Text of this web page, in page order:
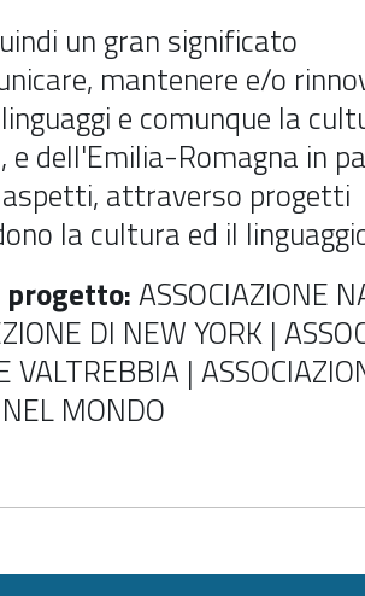
un gran significato
mantenere e/o
e comunque la
e dell'Emilia-Romagna in
attraverso progetti
la cultura ed il
ASSOCIAZIONE
DI NEW YORK |
VALTREBBIA |
MONDO
facebook
twitter